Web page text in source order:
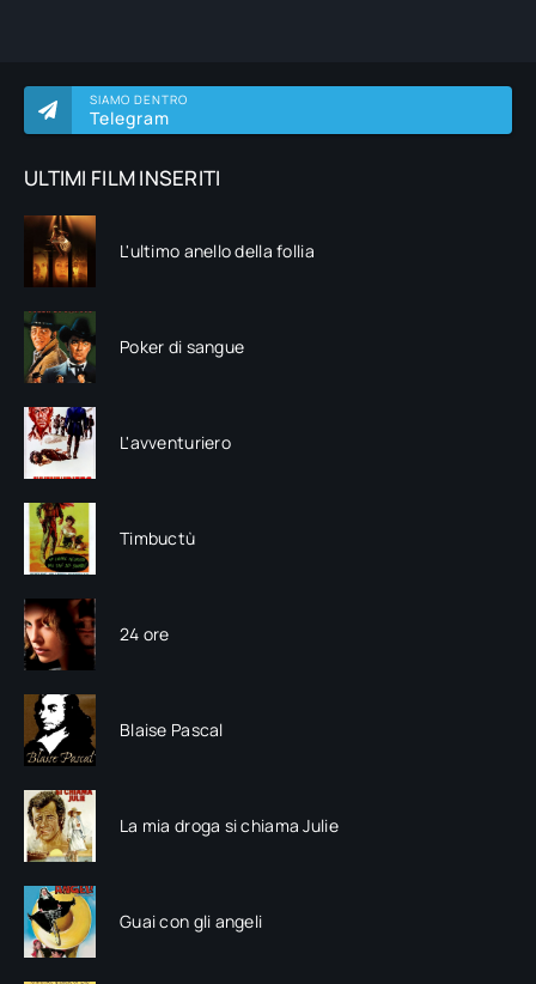
SIAMO DENTRO
Telegram
ULTIMI FILM INSERITI
L'ultimo anello della follia
Poker di sangue
L'avventuriero
Timbuctù
24 ore
Blaise Pascal
La mia droga si chiama Julie
Guai con gli angeli